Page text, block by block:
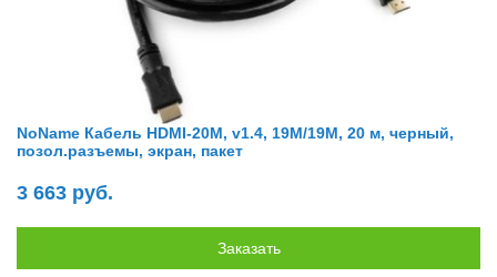
NoName Кабель HDMI-20M, v1.4, 19M/19M, 20 м, черный,
позол.разъемы, экран, пакет
3 663 руб.